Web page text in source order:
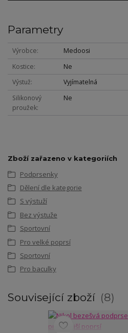
Parametry
Výrobce
Medoosi
Kostice
Ne
Výstuž
Vyjímatelná
Silikonový
proužek
Ne
Zboží zařazeno v kategoriích
Podprsenky
Dělení dle kategorie
S výstuží
Bez výstuže
Sportovní
Pro velké poprsí
Sportovní
Pro baculky
Související zboží 8